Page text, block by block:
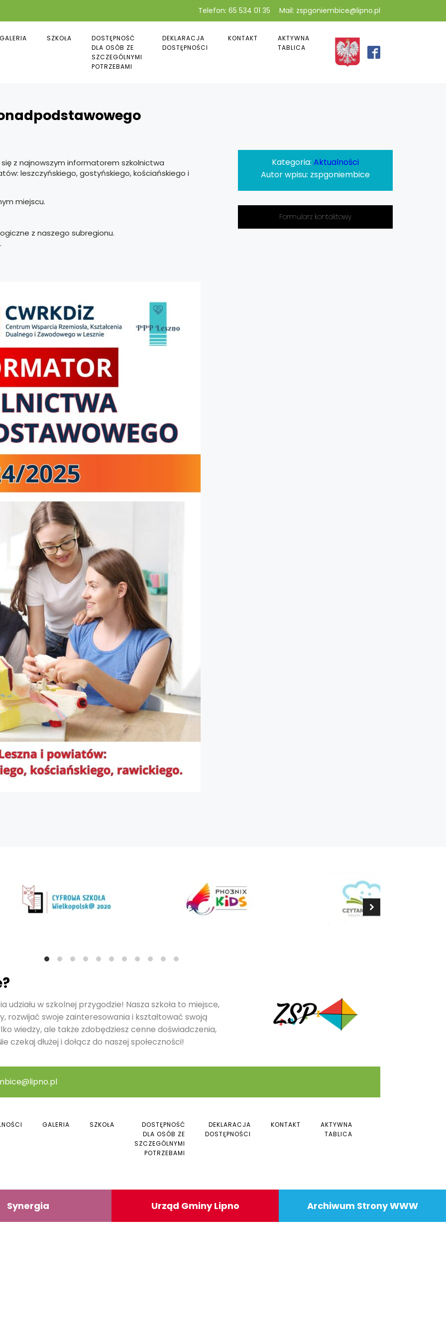
Telefon: 65 534 01 35 Mail: zspgoniembice@lipno.pl
GALERIA SZKOŁA
DOSTĘPNOŚĆ
DLA OSÓB ZE
SZCZEGÓLNYMI
POTRZEBAMI
DEKLARACJA
DOSTĘPNOŚCI
KONTAKT
AKTYWNA
TABLICA
z najnowszym informatorem szkolnictwa
leszczyńskiego, gostyńskiego, kościańskiego i
miejscu.
z naszego subregionu.
Kategoria: Aktualności
Autor wpisu: zspgoniembice
Formularz kontaktowy
udziału w szkolnej przygodzie! Nasza szkoła to miejsce,
rozwijać swoje zainteresowania i kształtować swoją
wiedzy, ale także zdobędziesz cenne doświadczenia,
czekaj dłużej i dołącz do naszej społeczności!
GALERIA SZKOŁA
DOSTĘPNOŚĆ
DLA OSÓB ZE
SZCZEGÓLNYMI
POTRZEBAMI
DEKLARACJA
DOSTĘPNOŚCI
KONTAKT
AKTYWNA
TABLICA
Synergia Urząd Gminy Lipno Archiwum Strony WWW